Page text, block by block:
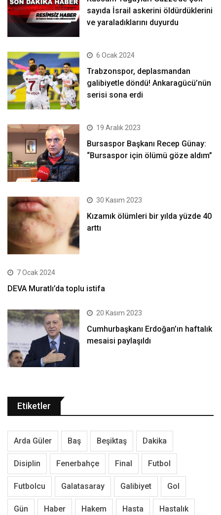
sayıda İsrail askerini öldürdüklerini
ve yaraladıklarını duyurdu
6 Ocak 2024
Trabzonspor, deplasmandan
galibiyetle döndü! Ankaragücü’nün
serisi sona erdi
19 Aralık 2023
Bursaspor Başkanı Recep Günay:
“Bursaspor için ölümü göze aldım”
30 Kasım 2023
Kızamık ölümleri bir yılda yüzde 40
arttı
7 Ocak 2024
DEVA Muratlı’da toplu istifa
20 Kasım 2023
Cumhurbaşkanı Erdoğan’ın haftalık
mesaisi paylaşıldı
Etiketler
Arda Güler Baş Beşiktaş Dakika
Disiplin Fenerbahçe Final Futbol
Futbolcu Galatasaray Galibiyet Gol
Gün Haber Hakem Hasta Hastalık